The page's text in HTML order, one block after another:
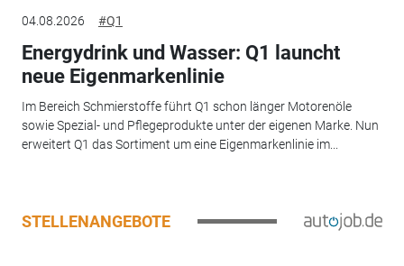
04.08.2026 #Q1
Energydrink und Wasser: Q1 launcht
neue Eigenmarkenlinie
Im Bereich Schmierstoffe führt Q1 schon länger Motorenöle
sowie Spezial- und Pflegeprodukte unter der eigenen Marke. Nun
erweitert Q1 das Sortiment um eine Eigenmarkenlinie im...
STELLENANGEBOTE